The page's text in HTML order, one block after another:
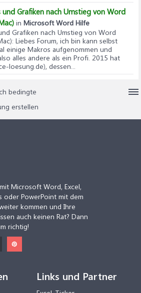
Grafiken nach Umstieg von Word
in Microsoft Word Hilfe
Grafiken nach Umstieg von Word
: Liebes Forum, ich bin kann selbst
einige Makros aufgenommen und
alles andere als ein Profi. 2015 hat
loesung.de), dessen...
bedingte
erstellen
Microsoft Word, Excel,
oder PowerPoint mit dem
kommen und Ihre
auch keinen Rat? Dann
richtig!
Links und Partner